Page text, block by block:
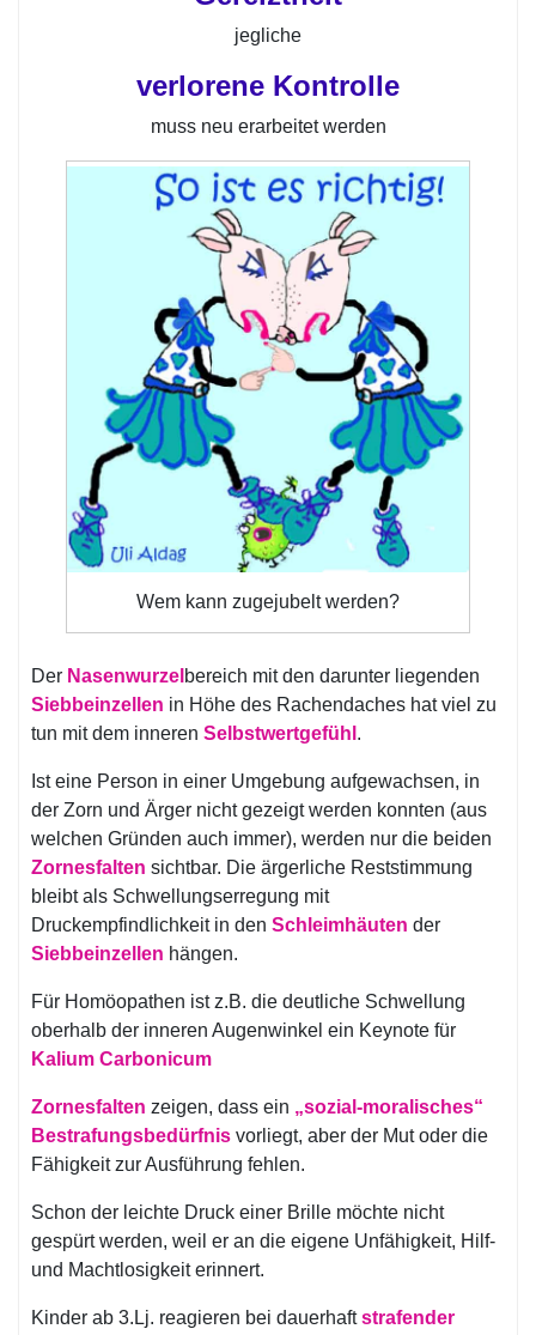
jegliche
verlorene Kontrolle
muss neu erarbeitet werden
Wem kann zugejubelt werden?
Der Nasenwurzel bereich mit den darunter liegenden
Siebbeinzellen in Höhe des Rachendaches hat viel zu
tun mit dem inneren Selbstwertgefühl .
Ist eine Person in einer Umgebung aufgewachsen, in
der Zorn und Ärger nicht gezeigt werden konnten (aus
welchen Gründen auch immer), werden nur die beiden
Zornesfalten sichtbar. Die ärgerliche Reststimmung
bleibt als Schwellungserregung mit
Druckempfindlichkeit in den Schleimhäuten der
Siebbeinzellen hängen.
Für Homöopathen ist z.B. die deutliche Schwellung
oberhalb der inneren Augenwinkel ein Keynote für
Kalium Carbonicum
Zornesfalten zeigen, dass ein „sozial-moralisches“
Bestrafungsbedürfnis vorliegt, aber der Mut oder die
Fähigkeit zur Ausführung fehlen.
Schon der leichte Druck einer Brille möchte nicht
gespürt werden, weil er an die eigene Unfähigkeit, Hilf-
und Machtlosigkeit erinnert.
Kinder ab 3.Lj. reagieren bei dauerhaftstrafender